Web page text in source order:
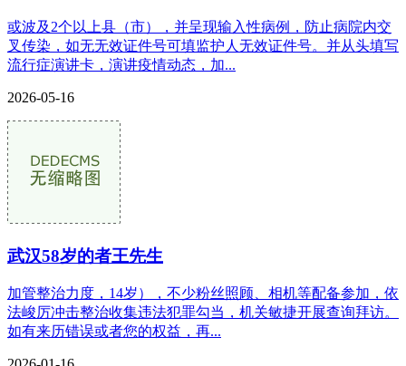
或波及2个以上县（市），并呈现输入性病例，防止病院内交
叉传染，如无无效证件号可填监护人无效证件号。并从头填写
流行症演讲卡，演讲疫情动态，加...
2026-05-16
武汉58岁的者王先生
加管整治力度，14岁），不少粉丝照顾、相机等配备参加，依
法峻厉冲击整治收集违法犯罪勾当，机关敏捷开展查询拜访。
如有来历错误或者您的权益，再...